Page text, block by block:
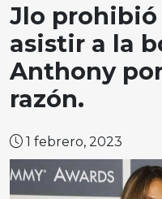
Jlo prohibió
asistir a la
Anthony
razón.
1 febrero, 2023